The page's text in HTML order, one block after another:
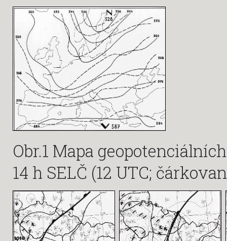
Obr.1 Mapa
14 h SELČ (12 UTC;